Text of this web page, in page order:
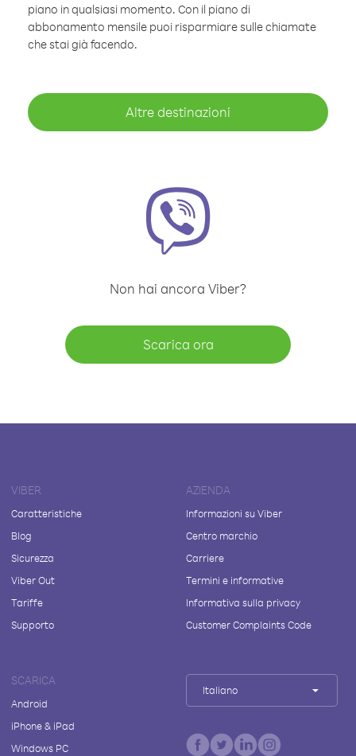
piano in qualsiasi momento. Con il piano di
abbonamento mensile puoi risparmiare sulle chiamate
che stai già facendo.
Altre destinazioni
Non hai ancora Viber?
Scarica ora
VIBER
Caratteristiche
Blog
Sicurezza
Viber Out
Tariffe
Supporto
AZIENDA
Informazioni su Viber
Centro marchio
Carriere
Termini e informative
Informativa sulla privacy
Customer Complaints Code
SCARICA
Android
iPhone & iPad
Windows PC
Italiano